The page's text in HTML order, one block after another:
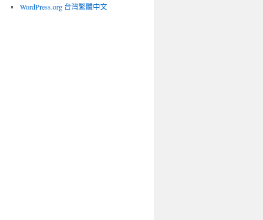
WordPress.org 台灣繁體中文